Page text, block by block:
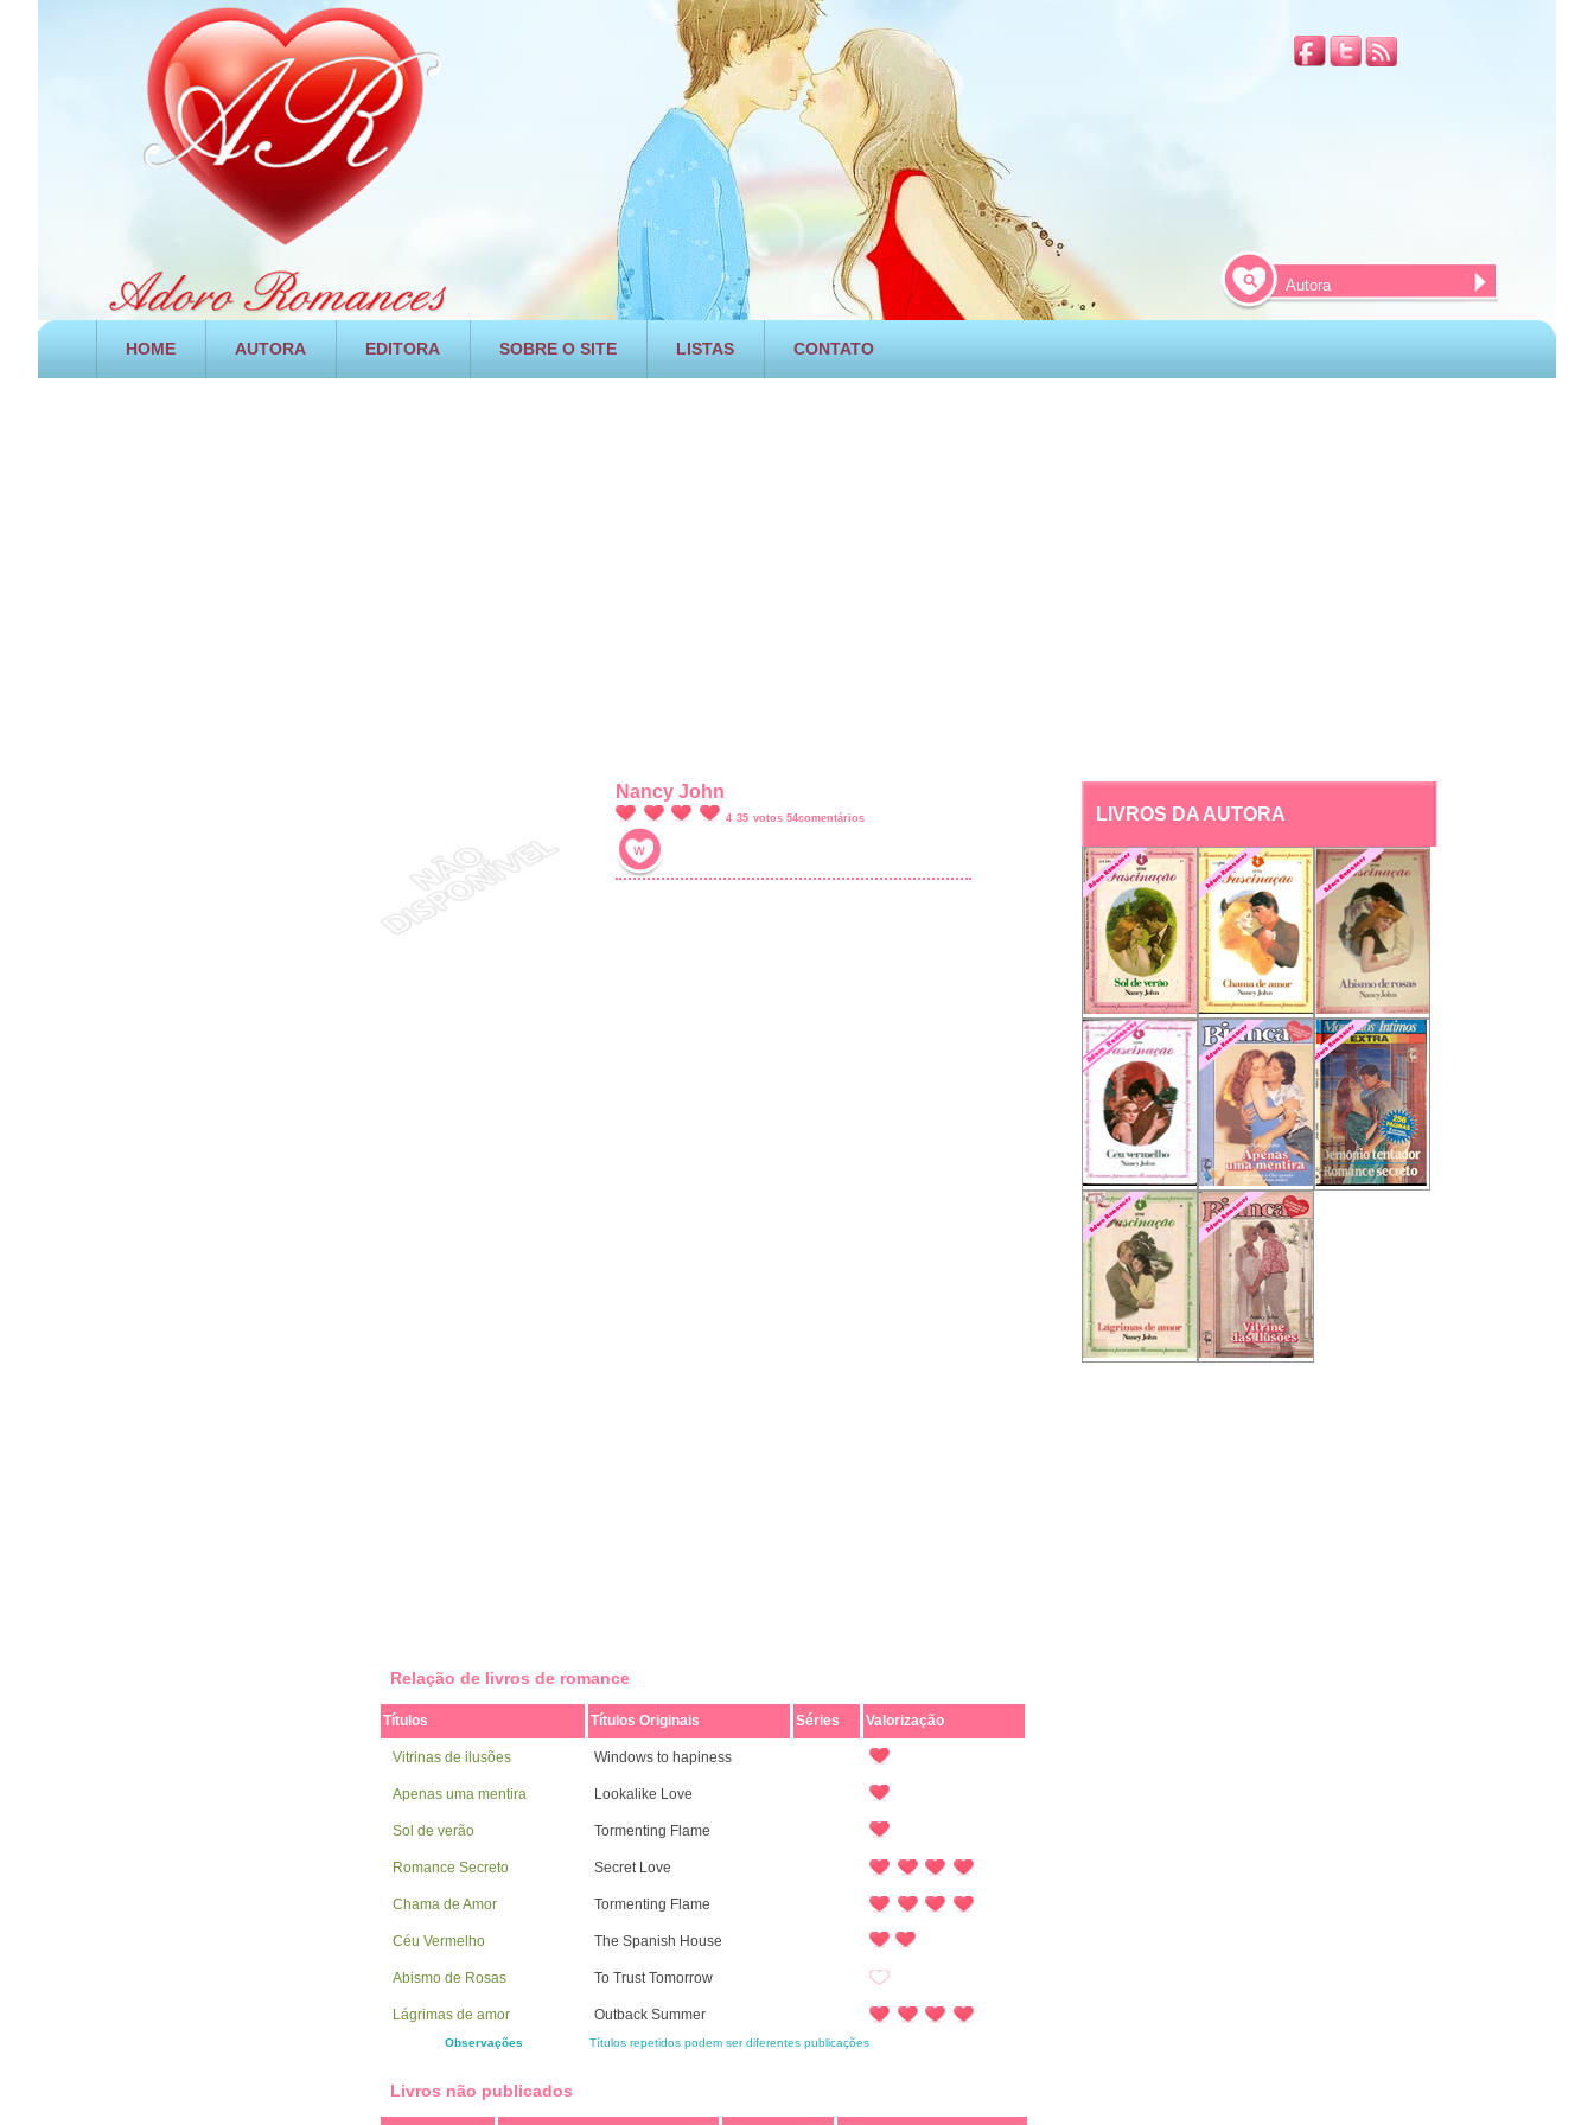
HOME AUTORA EDITORA SOBRE O SITE LISTAS CONTATO
Nancy John
4 35 votos 54comentários LIVROS DA AUTORA
Relação de livros de romance
Títulos Títulos Originais Séries Valorização
Observações Títulos repetidos podem ser diferentes publicações
Vitrinas de ilusões Windows to hapiness
Apenas uma mentira Lookalike Love
Sol de verão Tormenting Flame
Romance Secreto Secret Love
Chama de Amor Tormenting Flame
Céu Vermelho The Spanish House
Abismo de Rosas To Trust Tomorrow
Lágrimas de amor Outback Summer
Livros não publicados